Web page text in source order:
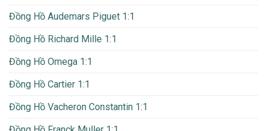
Đồng Hồ Audemars Piguet 1:1
Đồng Hồ Richard Mille 1:1
Đồng Hồ Omega 1:1
Đồng Hồ Cartier 1:1
Đồng Hồ Vacheron Constantin 1:1